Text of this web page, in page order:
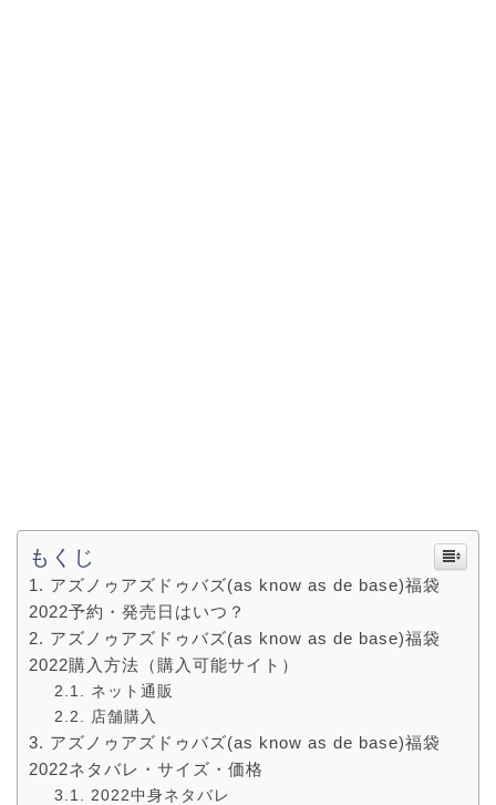
もくじ
アズノゥアズドゥバズ(as know as de base)福袋
2022予約・発売日はいつ？
アズノゥアズドゥバズ(as know as de base)福袋
2022購入方法（購入可能サイト）
ネット通販
店舗購入
アズノゥアズドゥバズ(as know as de base)福袋
2022ネタバレ・サイズ・価格
2022中身ネタバレ